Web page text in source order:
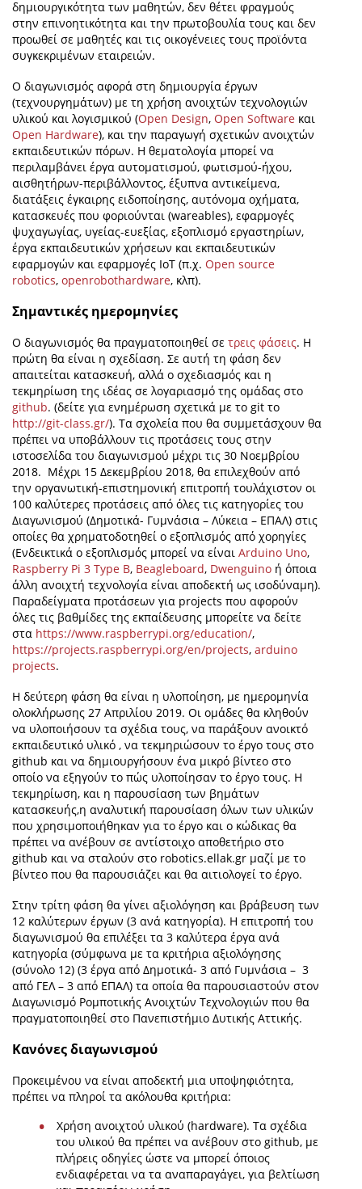
δημιουργικότητα των μαθητών, δεν θέτει φραγμούς
στην επινοητικότητα και την πρωτοβουλία τους και δεν
προωθεί σε μαθητές και τις οικογένειες τους προϊόντα
συγκεκριμένων εταιρειών.
Ο διαγωνισμός αφορά στη δημιουργία έργων
(τεχνουργημάτων) με τη χρήση ανοιχτών τεχνολογιών
υλικού και λογισμικού (Open Design, Open Software και
Open Hardware), και την παραγωγή σχετικών ανοιχτών
εκπαιδευτικών πόρων. Η θεματολογία μπορεί να
περιλαμβάνει έργα αυτοματισμού, φωτισμού-ήχου,
αισθητήρων-περιβάλλοντος, έξυπνα αντικείμενα,
διατάξεις έγκαιρης ειδοποίησης, αυτόνομα οχήματα,
κατασκευές που φοριούνται (wareables), εφαρμογές
ψυχαγωγίας, υγείας-ευεξίας, εξοπλισμό εργαστηρίων,
έργα εκπαιδευτικών χρήσεων και εκπαιδευτικών
εφαρμογών και εφαρμογές ΙοΤ (π.χ. Open source
robotics, openrobothardware, κλπ).
Σημαντικές ημερομηνίες
Ο διαγωνισμός θα πραγματοποιηθεί σε τρεις φάσεις. Η
πρώτη θα είναι η σχεδίαση. Σε αυτή τη φάση δεν
απαιτείται κατασκευή, αλλά ο σχεδιασμός και η
τεκμηρίωση της ιδέας σε λογαριασμό της ομάδας στο
github. (δείτε για ενημέρωση σχετικά με το git το
http://git-class.gr/). Τα σχολεία που θα συμμετάσχουν θα
πρέπει να υποβάλλουν τις προτάσεις τους στην
ιστοσελίδα του διαγωνισμού μέχρι τις 30 Νοεμβρίου
2018. Μέχρι 15 Δεκεμβρίου 2018, θα επιλεχθούν από
την οργανωτική-επιστημονική επιτροπή τουλάχιστον οι
100 καλύτερες προτάσεις από όλες τις κατηγορίες του
Διαγωνισμού (Δημοτικά- Γυμνάσια – Λύκεια – ΕΠΑΛ) στις
οποίες θα χρηματοδοτηθεί ο εξοπλισμός από χορηγίες
(Ενδεικτικά ο εξοπλισμός μπορεί να είναι Arduino Uno,
Raspberry Pi 3 Type B, Βeagleboard, Dwenguino ή όποια
άλλη ανοιχτή τεχνολογία είναι αποδεκτή ως ισοδύναμη).
Παραδείγματα προτάσεων για projects που αφορούν
όλες τις βαθμίδες της εκπαίδευσης μπορείτε να δείτε
στα https://www.raspberrypi.org/education/,
https://projects.raspberrypi.org/en/projects, arduino
projects.
Η δεύτερη φάση θα είναι η υλοποίηση, με ημερομηνία
ολοκλήρωσης 27 Απριλίου 2019. Οι ομάδες θα κληθούν
να υλοποιήσουν τα σχέδια τους, να παράξουν ανοικτό
εκπαιδευτικό υλικό , να τεκμηριώσουν το έργο τους στο
github και να δημιουργήσουν ένα μικρό βίντεο στο
οποίο να εξηγούν το πώς υλοποίησαν το έργο τους. Η
τεκμηρίωση, και η παρουσίαση των βημάτων
κατασκευής,η αναλυτική παρουσίαση όλων των υλικών
που χρησιμοποιήθηκαν για το έργο και ο κώδικας θα
πρέπει να ανέβουν σε αντίστοιχο αποθετήριο στο
github και να σταλούν στο robotics.ellak.gr μαζί με το
βίντεο που θα παρουσιάζει και θα αιτιολογεί το έργο.
Στην τρίτη φάση θα γίνει αξιολόγηση και βράβευση των
12 καλύτερων έργων (3 ανά κατηγορία). Η επιτροπή του
διαγωνισμού θα επιλέξει τα 3 καλύτερα έργα ανά
κατηγορία (σύμφωνα με τα κριτήρια αξιολόγησης
(σύνολο 12) (3 έργα από Δημοτικά- 3 από Γυμνάσια – 3
από ΓΕΛ – 3 από ΕΠΑΛ) τα οποία θα παρουσιαστούν στον
Διαγωνισμό Ρομποτικής Ανοιχτών Τεχνολογιών που θα
πραγματοποιηθεί στο Πανεπιστήμιο Δυτικής Αττικής.
Κανόνες διαγωνισμού
Προκειμένου να είναι αποδεκτή μια υποψηφιότητα,
πρέπει να πληροί τα ακόλουθα κριτήρια:
Χρήση ανοιχτού υλικού (hardware). Τα σχέδια
του υλικού θα πρέπει να ανέβουν στο github, με
πλήρεις οδηγίες ώστε να μπορεί όποιος
ενδιαφέρεται να τα αναπαραγάγει, για βελτίωση